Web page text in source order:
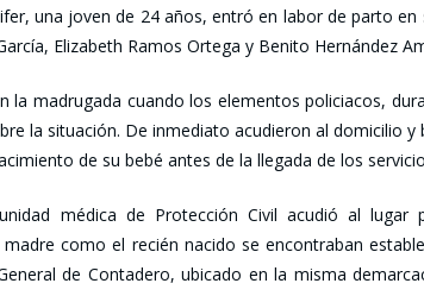
una joven de 24 años, entró en labor de parto
Elizabeth Ramos Ortega y Benito Hernández
la madrugada cuando los elementos policiacos,
la situación. De inmediato acudieron al domicilio
de su bebé antes de la llegada de los
médica de Protección Civil acudió al lugar
como el recién nacido se encontraban
de Contadero, ubicado en la misma